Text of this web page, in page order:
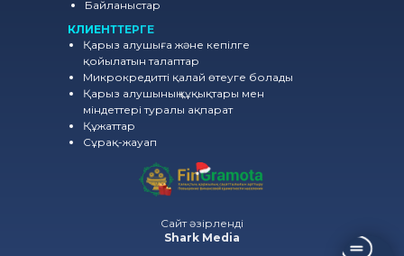
Байланыстар
КЛИЕНТТЕРГЕ
Қарыз алушыға және кепілге
қойылатын талаптар
Микрокредитті қалай өтеуге болады
Қарыз алушының құқықтары мен
міндеттері туралы ақпарат
Құжаттар
Сұрақ-жауап
Shark Media
Сайт әзірленді